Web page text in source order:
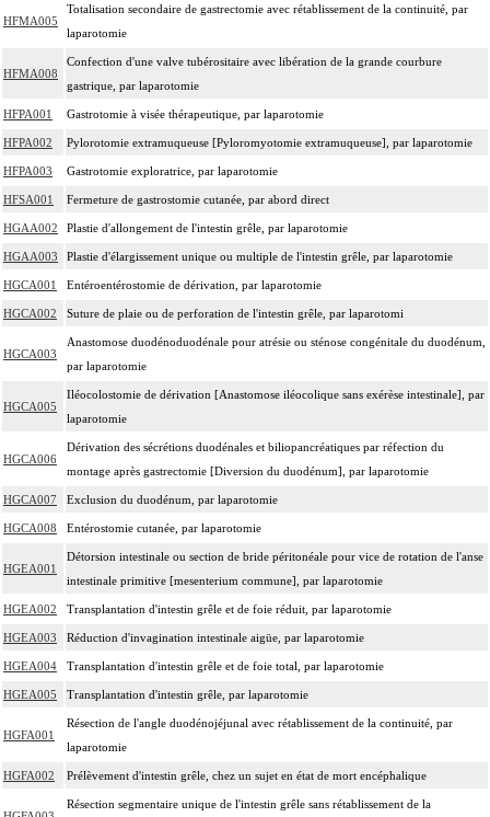
HFMA005
Totalisation secondaire de gastrectomie avec rétablissement de la continuité, par
laparotomie
HFMA008
Confection d'une valve tubérositaire avec libération de la grande courbure
gastrique, par laparotomie
HFPA001 Gastrotomie à visée thérapeutique, par laparotomie
HFPA002 Pylorotomie extramuqueuse [Pyloromyotomie extramuqueuse], par laparotomie
HFPA003 Gastrotomie exploratrice, par laparotomie
HFSA001 Fermeture de gastrostomie cutanée, par abord direct
HGAA002 Plastie d'allongement de l'intestin grêle, par laparotomie
HGAA003 Plastie d'élargissement unique ou multiple de l'intestin grêle, par laparotomie
HGCA001 Entéroentérostomie de dérivation, par laparotomie
HGCA002 Suture de plaie ou de perforation de l'intestin grêle, par laparotomi
HGCA003
Anastomose duodénoduodénale pour atrésie ou sténose congénitale du duodénum,
par laparotomie
HGCA005
Iléocolostomie de dérivation [Anastomose iléocolique sans exérèse intestinale], par
laparotomie
HGCA006
Dérivation des sécrétions duodénales et biliopancréatiques par réfection du
montage après gastrectomie [Diversion du duodénum], par laparotomie
HGCA007 Exclusion du duodénum, par laparotomie
HGCA008 Entérostomie cutanée, par laparotomie
HGEA001
Détorsion intestinale ou section de bride péritonéale pour vice de rotation de l'anse
intestinale primitive [mesenterium commune], par laparotomie
HGEA002 Transplantation d'intestin grêle et de foie réduit, par laparotomie
HGEA003 Réduction d'invagination intestinale aigüe, par laparotomie
HGEA004 Transplantation d'intestin grêle et de foie total, par laparotomie
HGEA005 Transplantation d'intestin grêle, par laparotomie
HGFA001
Résection de l'angle duodénojéjunal avec rétablissement de la continuité, par
laparotomie
HGFA002 Prélèvement d'intestin grêle, chez un sujet en état de mort encéphalique
Résection segmentaire unique de l'intestin grêle sans rétablissement de la